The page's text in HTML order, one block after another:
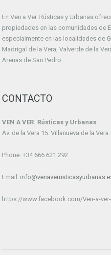
En Ven a Ver. Rústicas y Urbanas
propiedades en las comunidades de
especialmente en las localidades de
Madrigal de la Vera, Valverde de la
Arenas de San Pedro.
CONTACTO
VEN A VER. Rústicas y Urbanas
Av. de la Vera 15. Villanueva de la
Phone: +34 666 621 292
Email:
https://www.facebook.com/Ven-a-